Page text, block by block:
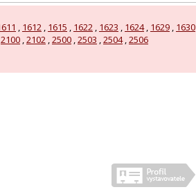
, 1612 , 1615 , 1622 , 1623 , 1624, 1629 , 1630
2100 ,2102 ,2500 ,2503 ,2504,2506